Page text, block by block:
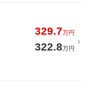
329.7万円
322.8万円